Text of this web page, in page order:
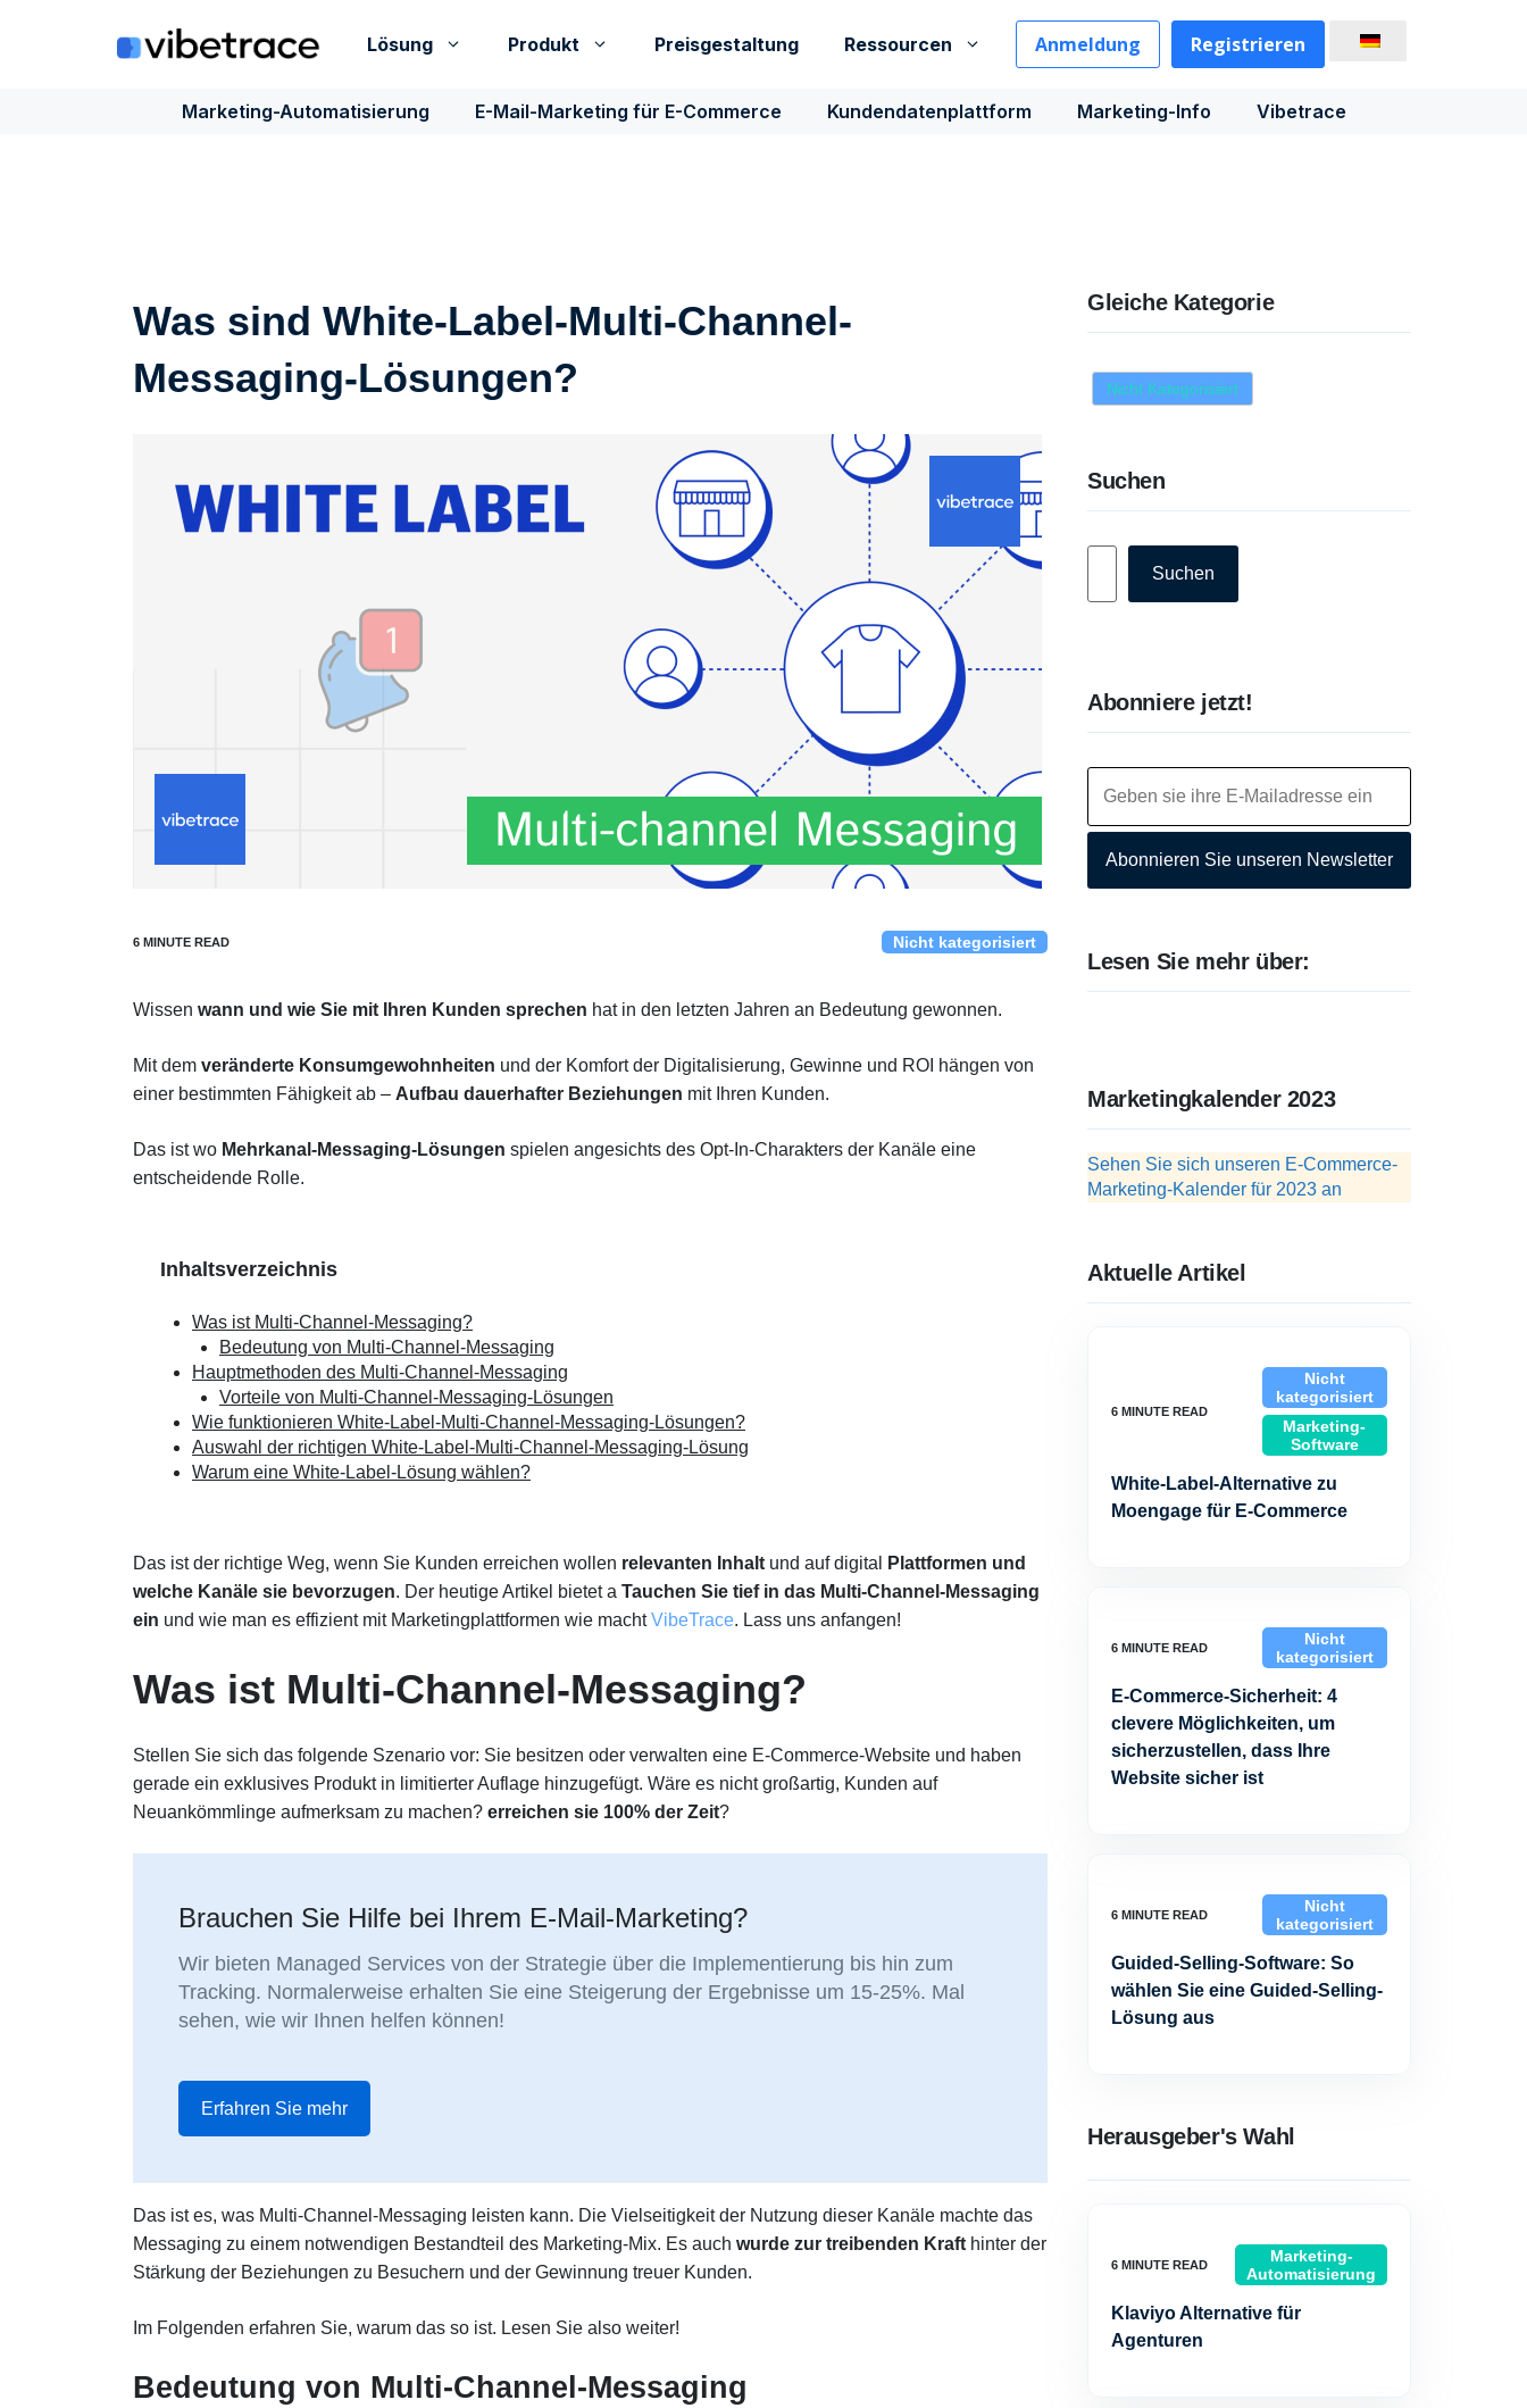
Lösung Produkt Preisgestaltung Ressourcen Anmeldung Registrieren
Marketing-Automatisierung E-Mail-Marketing für E-Commerce Kundendatenplattform Marketing-Info Vibetrace
Was sind White-Label-Multi-Channel-
Messaging-Lösungen?
Nicht kategorisiert
Wissen wann und wie Sie mit Ihren Kunden sprechen hat in den letzten Jahren an Bedeutung gewonnen.
Mit dem veränderte Konsumgewohnheiten und der Komfort der Digitalisierung, Gewinne und ROI hängen von
einer bestimmten Fähigkeit ab – Aufbau dauerhafter Beziehungen mit Ihren Kunden.
Das ist wo Mehrkanal-Messaging-Lösungen spielen angesichts des Opt-In-Charakters der Kanäle eine
entscheidende Rolle.
Inhaltsverzeichnis
Was ist Multi-Channel-Messaging?
Bedeutung von Multi-Channel-Messaging
Hauptmethoden des Multi-Channel-Messaging
Vorteile von Multi-Channel-Messaging-Lösungen
Wie funktionieren White-Label-Multi-Channel-Messaging-Lösungen?
Auswahl der richtigen White-Label-Multi-Channel-Messaging-Lösung
Warum eine White-Label-Lösung wählen?
Das ist der richtige Weg, wenn Sie Kunden erreichen wollen relevanten Inhalt und auf digital
Plattformen und
welche Kanäle sie bevorzugen. Der heutige Artikel bietet a Tauchen Sie tief in das Multi-Channel-Messaging
ein und wie man es effizient mit Marketingplattformen wie machtVibeTrace. Lass uns anfangen!
Was ist Multi-Channel-Messaging?
Stellen Sie sich das folgende Szenario vor: Sie besitzen oder verwalten eine E-Commerce-Website und haben
gerade ein exklusives Produkt in limitierter Auflage hinzugefügt. Wäre es nicht großartig, Kunden auf
Neuankömmlinge aufmerksam zu machen? erreichen sie 100% der Zeit?
Brauchen Sie Hilfe bei Ihrem E-Mail-Marketing?
Wir bieten Managed Services von der Strategie über die Implementierung bis hin zum
Tracking. Normalerweise erhalten Sie eine Steigerung der Ergebnisse um 15-25%. Mal
sehen, wie wir Ihnen helfen können!
Erfahren Sie mehr
Das ist es, was Multi-Channel-Messaging leisten kann. Die Vielseitigkeit der Nutzung dieser Kanäle machte das
Messaging zu einem notwendigen Bestandteil des Marketing-Mix. Es auch wurde zur treibenden Kraft hinter der
Stärkung der Beziehungen zu Besuchern und der Gewinnung treuer Kunden.
Im Folgenden erfahren Sie, warum das so ist. Lesen Sie also weiter!
Bedeutung von Multi-Channel-Messaging
Gleiche Kategorie
Nicht Kategorisiert
Suchen
Suchen
Abonniere jetzt!
Abonnieren Sie unseren Newsletter
Lesen Sie mehr über:
Marketingkalender 2023
Sehen Sie sich unseren E-Commerce-
Marketing-Kalender für 2023 an
Aktuelle Artikel
Nicht
kategorisiert
Marketing-
Software
White-Label-Alternative zu
Moengage für E-Commerce
Nicht
kategorisiert
E-Commerce-Sicherheit: 4
clevere Möglichkeiten, um
sicherzustellen, dass Ihre
Website sicher ist
Nicht
kategorisiert
Guided-Selling-Software: So
wählen Sie eine Guided-Selling-
Lösung aus
Herausgeber's Wahl
Marketing-
Automatisierung
Klaviyo Alternative für
Agenturen